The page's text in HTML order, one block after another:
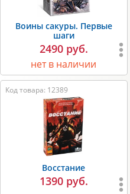
Воины сакуры. Первые
шаги
2490 руб.
нет в наличии
Код товара: 12389
Восстание
1390 руб.